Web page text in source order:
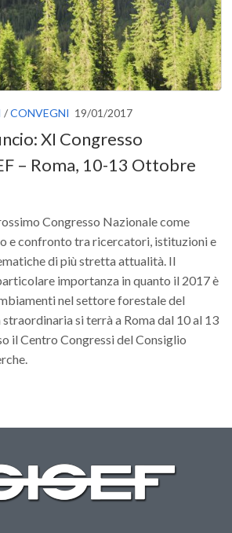
(Rassegna Stampa)
/CONVEGNI 19/01/2017
XI Congresso
– Roma, 10-13 Ottobre
Congresso Nazionale come
e confronto tra ricercatori, istituzioni e
di più stretta attualità. Il
importanza in quanto il 2017 è
nel settore forestale del
straordinaria si terrà a Roma dal 10 al 13
il Centro Congressi del Consiglio